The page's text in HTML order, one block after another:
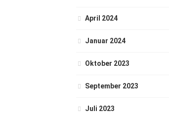
April 2024
Januar 2024
Oktober 2023
September 2023
Juli 2023